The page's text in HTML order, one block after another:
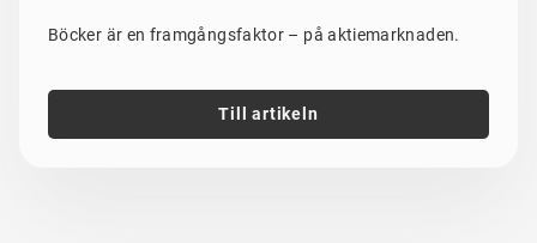
Böcker är en framgångsfaktor – på aktiemarknaden.
Till artikeln